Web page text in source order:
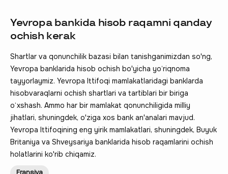
Yevropa bankida hisob raqamni qanday
ochish kerak
Shartlar va qonunchilik bazasi bilan tanishganimizdan so'ng,
Yevropa banklarida hisob ochish bo'yicha yo‘riqnoma
tayyorlaymiz. Yevropa Ittifoqi mamlakatlaridagi banklarda
hisobvaraqlarni ochish shartlari va tartiblari bir biriga
o‘xshash. Ammo har bir mamlakat qonunchiligida milliy
jihatlari, shuningdek, o'ziga xos bank an'analari mavjud.
Yevropa Ittifoqining eng yirik mamlakatlari, shuningdek, Buyuk
Britaniya va Shveysariya banklarida hisob raqamlarini ochish
holatlarini ko'rib chiqamiz.
Fransiya